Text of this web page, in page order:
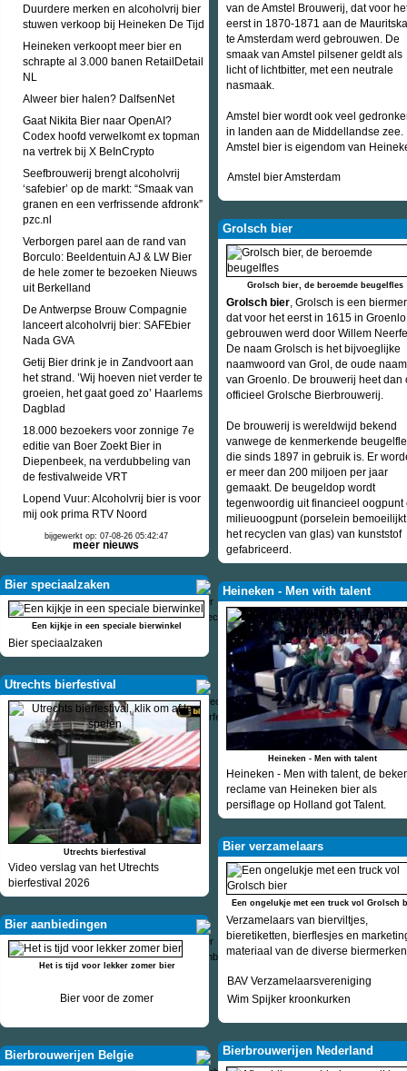
Duurdere merken en alcoholvrij bier
stuwen verkoop bij Heineken De Tijd
Heineken verkoopt meer bier en
schrapte al 3.000 banen RetailDetail
NL
Alweer bier halen? DalfsenNet
Gaat Nikita Bier naar OpenAI?
Codex hoofd verwelkomt ex topman
na vertrek bij X BeInCrypto
Seefbrouwerij brengt alcoholvrij
‘safebier’ op de markt: “Smaak van
granen en een verfrissende afdronk”
pzc.nl
Verborgen parel aan de rand van
Borculo: Beeldentuin AJ & LW Bier
de hele zomer te bezoeken Nieuws
uit Berkelland
De Antwerpse Brouw Compagnie
lanceert alcoholvrij bier: SAFEbier
Nada GVA
Getij Bier drink je in Zandvoort aan
het strand. ’Wij hoeven niet verder te
groeien, het gaat goed zo’ Haarlems
Dagblad
18.000 bezoekers voor zonnige 7e
editie van Boer Zoekt Bier in
Diepenbeek, na verdubbeling van
de festivalweide VRT
Lopend Vuur: Alcoholvrij bier is voor
mij ook prima RTV Noord
bijgewerkt op: 07-08-26 05:42:47
meer nieuws
Bier speciaalzaken
Een kijkje in een speciale bierwinkel
Bier speciaalzaken
Utrechts bierfestival
Utrechts bierfestival
Video verslag van het Utrechts
bierfestival 2026
Bier aanbiedingen
Het is tijd voor lekker zomer bier
Bier voor de zomer
Bierbrouwerijen Belgie
van de Amstel Brouwerij, dat voor
eerst in 1870-1871 aan de
te Amsterdam werd gebrouwen. De
smaak van Amstel pilsener geldt als
licht of lichtbitter, met een neutrale
nasmaak.
Amstel bier wordt ook veel
in landen aan de Middellandse zee.
Amstel bier is eigendom van
Amstel bier Amsterdam
Grolsch bier
Grolsch bier, de beroemde beugelfles
Grolsch bier, Grolsch is een
dat voor het eerst in 1615 in Groenlo
gebrouwen werd door Willem
De naam Grolsch is het bijvoeglijke
naamwoord van Grol, de oude naam
van Groenlo. De brouwerij heet dan
officieel Grolsche Bierbrouwerij.
De brouwerij is wereldwijd bekend
vanwege de kenmerkende
die sinds 1897 in gebruik is. Er
er meer dan 200 miljoen per jaar
gemaakt. De beugeldop wordt
tegenwoordig uit financieel oogpunt
milieuoogpunt (porselein bemoeilijkt
het recyclen van glas) van kunststof
gefabriceerd.
Heineken - Men with talent
Heineken - Men with talent
Heineken - Men with talent, de
reclame van Heineken bier als
persiflage op Holland got Talent.
Bier verzamelaars
Een ongelukje met een truck vol Grolsch
Verzamelaars van bierviltjes,
bieretiketten, bierflesjes en
materiaal van de diverse
BAV Verzamelaarsvereniging
Wim Spijker kroonkurken
Bierbrouwerijen Nederland